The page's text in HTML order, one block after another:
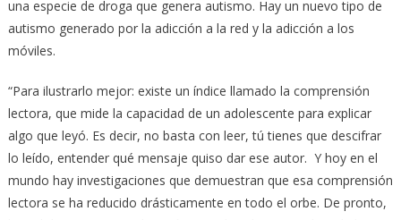
una especie de droga que genera autismo. Hay un nuevo tipo de
autismo generado por la adicción a la red y la adicción a los
móviles.
“Para ilustrarlo mejor: existe un índice llamado la comprensión
lectora, que mide la capacidad de un adolescente para explicar
algo que leyó. Es decir, no basta con leer, tú tienes que descifrar
lo leído, entender qué mensaje quiso dar ese autor. Y hoy en el
mundo hay investigaciones que demuestran que esa comprensión
lectora se ha reducido drásticamente en todo el orbe. De pronto,